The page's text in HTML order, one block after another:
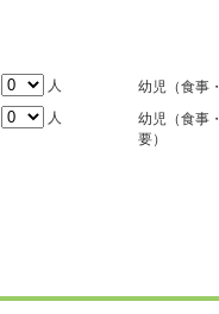
人 幼児（食事
人
幼児（食事
要）